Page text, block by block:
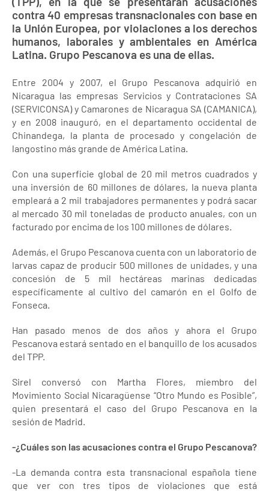
contra 40 empresas transnacionales con base en
la Unión Europea, por violaciones a los derechos
humanos, laborales y ambientales en América
Latina. Grupo Pescanova es una de ellas.
Entre 2004 y 2007, el Grupo Pescanova adquirió en
Nicaragua las empresas Servicios y Contrataciones SA
(SERVICONSA) y Camarones de Nicaragua SA (CAMANICA),
y en 2008 inauguró, en el departamento occidental de
Chinandega, la planta de procesado y congelación de
langostino más grande de América Latina.
Con una superficie global de 20 mil metros cuadrados y
una inversión de 60 millones de dólares, la nueva planta
empleará a 2 mil trabajadores permanentes y podrá sacar
al mercado 30 mil toneladas de producto anuales, con un
facturado por encima de los 100 millones de dólares.
Además, el Grupo Pescanova cuenta con un laboratorio de
larvas capaz de producir 500 millones de unidades, y una
concesión de 5 mil hectáreas marinas dedicadas
específicamente al cultivo del camarón en el Golfo de
Fonseca.
Han pasado menos de dos años y ahora el Grupo
Pescanova estará sentado en el banquillo de los acusados
del TPP.
Sirel conversó con Martha Flores, miembro del
Movimiento Social Nicaragüense “Otro Mundo es Posible”,
quien presentará el caso del Grupo Pescanova en la
sesión de Madrid.
-¿Cuáles son las acusaciones contra el Grupo Pescanova?
-La demanda contra esta transnacional española tiene
que ver con tres tipos de violaciones que está